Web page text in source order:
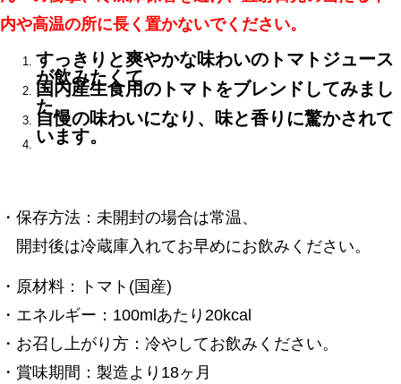
内や高温の所に長く置かないでください。
すっきりと爽やかな味わいのトマトジュース
が飲みたくて
国内産生食用のトマトをブレンドしてみまし
た。
自慢の味わいになり、味と香りに驚かされて
います。
・保存方法：未開封の場合は常温、
開封後は冷蔵庫入れてお早めにお飲みください。
・原材料：トマト(国産)
・エネルギー：100mlあたり20kcal
・お召し上がり方：冷やしてお飲みください。
・賞味期間：製造より18ヶ月